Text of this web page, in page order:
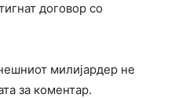
договор со
милијардер не
за коментар.